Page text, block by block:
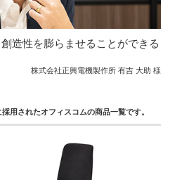
造性を膨らませることができる
株式会社正興電機製作所 有吉 大助 様
用されたオフィスコムの商品一覧です。